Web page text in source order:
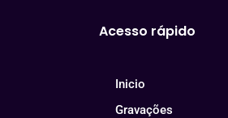
Acesso rápido
Inicio
Gravações